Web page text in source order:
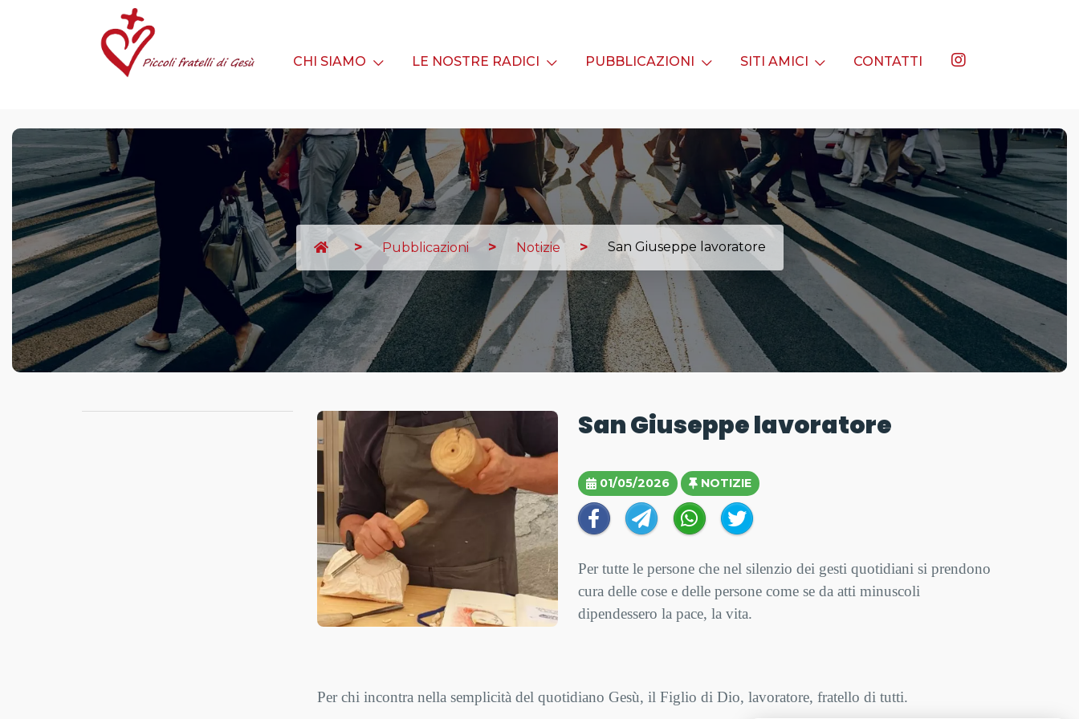
CHI SIAMO LE NOSTRE RADICI PUBBLICAZIONI SITI AMICI CONTATTI
Pubblicazioni Notizie San Giuseppe lavoratore
San Giuseppe lavoratore
01/05/2026 NOTIZIE
Per tutte le persone che nel silenzio dei gesti quotidiani si prendono
cura delle cose e delle persone come se da atti minuscoli
dipendessero la pace, la vita.
Per chi incontra nella semplicità del quotidiano Gesù, il Figlio di Dio, lavoratore, fratello di tutti.